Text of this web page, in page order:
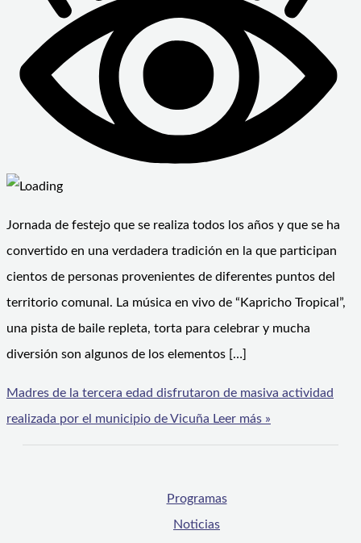
Jornada de festejo que se realiza todos los años y que se ha
convertido en una verdadera tradición en la que participan
cientos de personas provenientes de diferentes puntos del
territorio comunal. La música en vivo de “Kapricho Tropical”,
una pista de baile repleta, torta para celebrar y mucha
diversión son algunos de los elementos […]
Madres de la tercera edad disfrutaron de masiva actividad
realizada por el municipio de Vicuña Leer más »
Programas
Noticias